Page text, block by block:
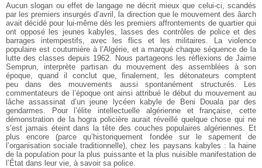
Aucun slogan ou effet de langage ne décrit mieux que celui-ci, scandés
par les premiers insurgés d’avril, la direction que le mouvement des âarch
avait décidé pour lui-même dès les premiers affrontements de quartier qui
ont opposé les jeunes kabyles, lasses des contrôles de police et des
barrages intempestifs, avec les flics et les militaires. La violence
populaire est coutumière à l’Algérie, et a marqué chaque séquence de la
lutte des classes depuis 1962. Nous partageons les réflexions de Jaime
Semprun, interprète partisan du mouvement des assemblées à son
époque, quand il conclut que, finalement, les détonateurs comptent
peu dans des mouvements aussi spontanément structurés. Les
commentateurs de l’époque ont ainsi attribué le début du mouvement au
lâche assassinat d’un jeune lycéen kabyle de Beni Douala par des
gendarmes. Pour l’élite intellectuelle algérienne et française, cette
démonstration de la hogra policière aurait réveillé quelque chose qui ne
s’est jamais éteint dans la tête des couches populaires algériennes. Et
plus encore (parce qu’historiquement fondée sur le sapement de
l’organisation sociale traditionnelle), chez les paysans kabyles : la haine
de la population pour la plus puissante et la plus nuisible manifestation de
l’État dans leur vie, à savoir sa police.